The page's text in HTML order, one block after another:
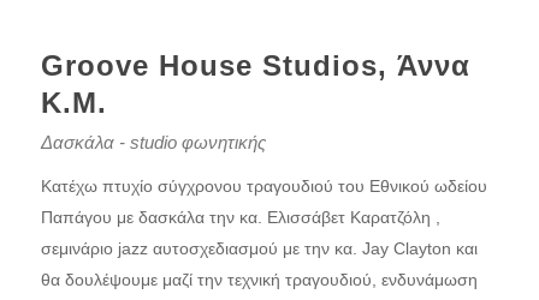
Groove House Studios, Άννα
Κ.Μ.
Δασκάλα - studio φωνητικής
Κατέχω πτυχίο σύγχρονου τραγουδιού του Εθνικού ωδείου
Παπάγου με δασκάλα την κα. Ελισσάβετ Καρατζόλη ,
σεμινάριο jazz αυτοσχεδιασμού με την κα. Jay Clayton και
θα δουλέψουμε μαζί την τεχνική τραγουδιού, ενδυνάμωση